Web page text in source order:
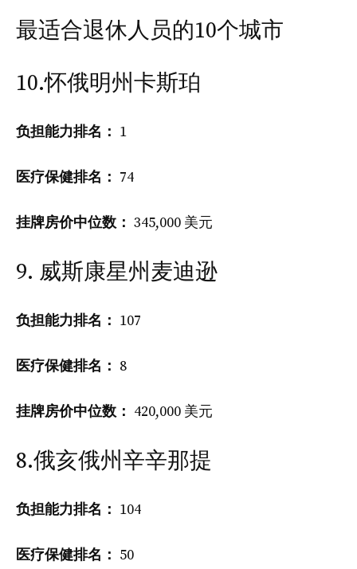
最适合退休人员的10个城市
10.怀俄明州卡斯珀
负担能力排名： 1
医疗保健排名： 74
挂牌房价中位数： 345,000 美元
9. 威斯康星州麦迪逊
负担能力排名： 107
医疗保健排名： 8
挂牌房价中位数： 420,000 美元
8.俄亥俄州辛辛那提
负担能力排名： 104
医疗保健排名： 50